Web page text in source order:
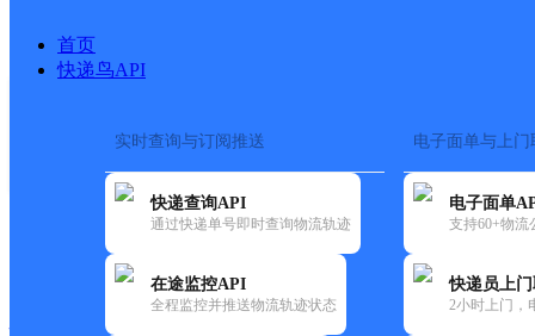
首页
快递鸟API
实时查询与订阅推送
快递查询API
通过快递单号即时查询物流轨迹
在途监控API
全程监控并推送物流轨迹状态
电子面单与上门
电子面单
支持60+物流
快递员上
2小时上门，
快递大全 > 快递网点
快递大全 快运大全